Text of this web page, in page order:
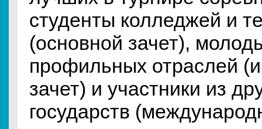
студенты колледжей и
(основной зачет),
профильных отраслей
зачет) и участники из
государств